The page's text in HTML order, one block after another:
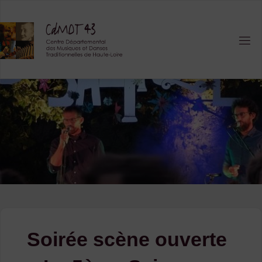
content
Soirée scène ouverte